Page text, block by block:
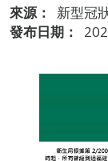
來源：
新型冠
發布日期：